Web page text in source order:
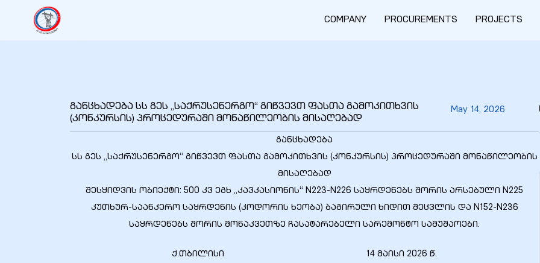
COMPANY PROCUREMENTS PROJECTS
განცხადება სს გეს „საქრუსენერგო“ გიწვევთ ფასთა გამოკითხვის
(კონკურსის) პროცედურაში მონაწილეობის მისაღებად
May 14, 2026
განცხადება
სს გეს „საქრუსენერგო“ გიწვევთ ფასთა გამოკითხვის (კონკურსის) პროცედურაში მონაწილეობის
მისაღებად
შესყიდვის ობიექტი: 500 კვ ეგხ „კავკასიონის“ N223-N226 საყრდენებს შორის არსებული N225
კუთხურ-საანკერო საყრდენის (კოდორის ხეობა) ბაგირული ხიდით შეცვლის და N152-N236
საყრდენებს შორის მონაკვეთზე ჩასატარებელი სარემონტო სამუშაოები.
ქ.თბილისი 14 მაისი 2026 წ.